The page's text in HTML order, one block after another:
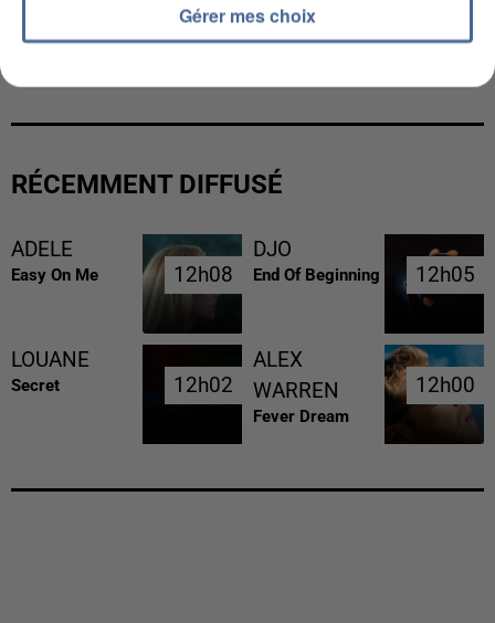
GABRIEL ATTAL ET RAPHAËL GLUCKSMANN
RÉCEMMENT DIFFUSÉ
ADELE
Easy On Me 12h08
12h08
DJO
End Of Beginning 12h05
12h05
LOUANE
Secret 12h02
12h02
ALEX
WARREN
Fever Dream
12h00
12h00
Gérer mes choix